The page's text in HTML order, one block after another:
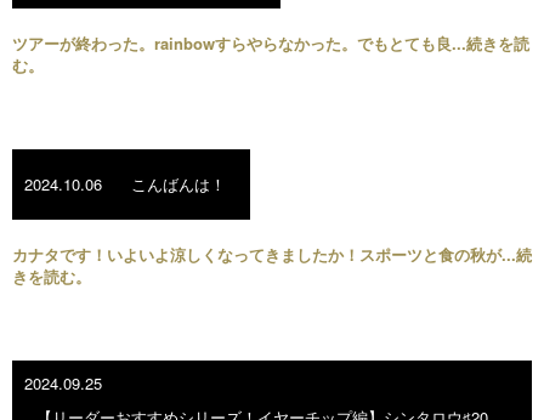
ツアーが終わった。rainbowすらやらなかった。でもとても良...続きを読
む。
2024.10.06 こんばんは！
カナタです！いよいよ涼しくなってきましたか！スポーツと食の秋が...続
きを読む。
2024.09.25